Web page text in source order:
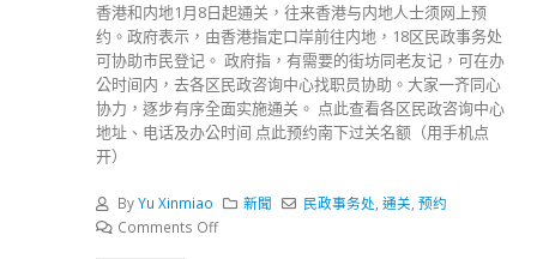
香港和内地1月8日起通关，往来香港与内地人士须网上预
约。政府表示，由香港指定口岸前往内地，18区民政事务处
可协助市民登记。 政府指，有需要的街坊同老友记，可在办
公时间内，去各区民政咨询中心找职员协助。大家一齐同心
协力，逐步有序全面实施通关。 点此查看各区民政咨询中心
地址、电话及办公时间 点此预约南下过关名额（用手机点
开）
ByYu Xinmiao 新聞 民政事务处 ,通关 ,预约
Comments Off